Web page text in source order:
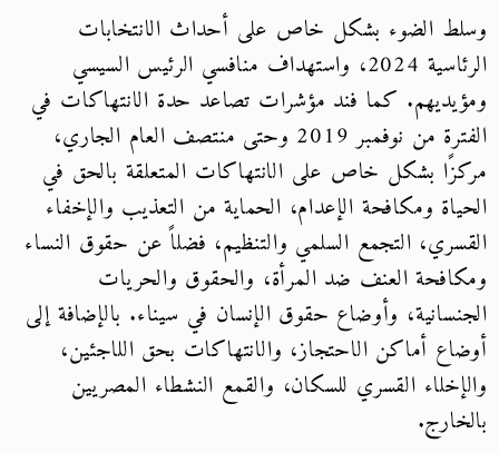
وسلط الضوء بشكل خاص على أحداث الانتخابات
الرئاسية 2024، واستهداف منافسي الرئيس السيسي
ومؤيديهم. كما فند مؤشرات تصاعد حدة الانتهاكات في
الفترة من نوفمبر 2019 وحتى منتصف العام الجاري،
مركزًا بشكل خاص على الانتهاكات المتعلقة بالحق في
الحياة ومكافحة الإعدام، الحماية من التعذيب والإخفاء
القسري، التجمع السلمي والتنظيم، فضلاً عن حقوق النساء
ومكافحة العنف ضد المرأة، والحقوق والحريات
الجنسانية، وأوضاع حقوق الإنسان في سيناء. بالإضافة إلى
أوضاع أماكن الاحتجاز، والانتهاكات بحق اللاجئين،
والإخلاء القسري للسكان، والقمع النشطاء المصريين
بالخارج.